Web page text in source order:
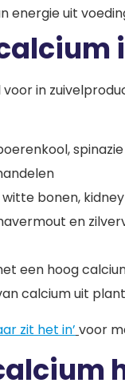
energie uit
in
bonen,
en
een hoog
calcium uit
zit het in’ voor